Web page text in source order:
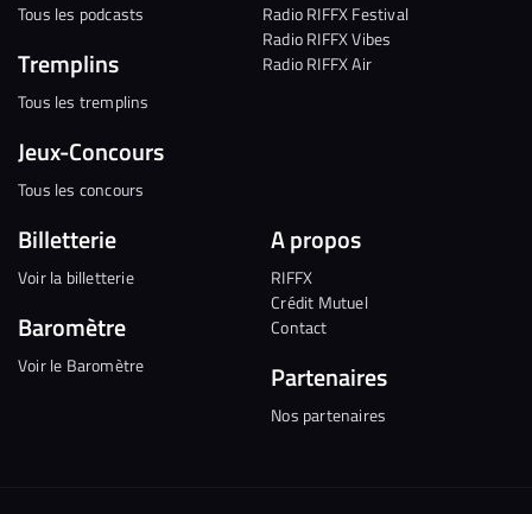
Tous les podcasts
Tremplins
Tous les tremplins
Jeux-Concours
Tous les concours
Radio RIFFX Festival
Radio RIFFX Vibes
Radio RIFFX Air
Billetterie
Voir la billetterie
Baromètre
Voir le Baromètre
A propos
RIFFX
Crédit Mutuel
Contact
Partenaires
Nos partenaires